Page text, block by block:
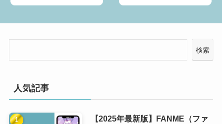
検索
人気記事
【2025年最新版】FANME（ファ